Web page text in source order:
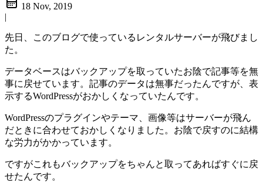
18 Nov, 2019
|
先日、このブログで使っているレンタルサーバーが飛びまし
た。
データベースはバックアップを取っていたお陰で記事等を無
事に戻せています。記事のデータは無事だったんですが、表
示するWordPressがおかしくなっていたんです。
WordPressのプラグインやテーマ、画像等はサーバーが飛ん
だときに合わせておかしくなりました。お陰で戻すのに結構
な労力がかかっています。
ですがこれもバックアップをちゃんと取ってあればすぐに戻
せたんです。